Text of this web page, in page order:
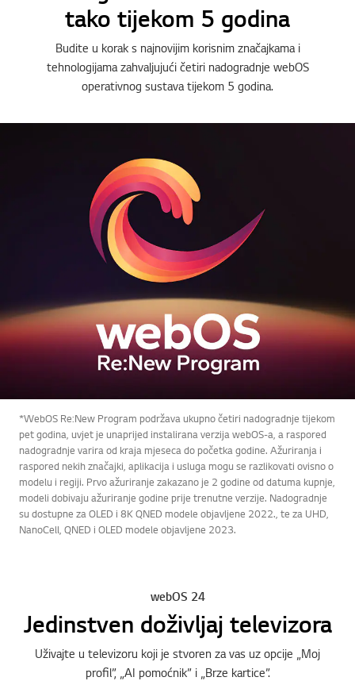
tako tijekom 5 godina
Budite u korak s najnovijim korisnim značajkama i
tehnologijama zahvaljujući četiri nadogradnje webOS
operativnog sustava tijekom 5 godina.
*WebOS Re:New Program podržava ukupno četiri nadogradnje tijekom
pet godina, uvjet je unaprijed instalirana verzija webOS-a, a raspored
nadogradnje varira od kraja mjeseca do početka godine. Ažuriranja i
raspored nekih značajki, aplikacija i usluga mogu se razlikovati ovisno o
modelu i regiji. Prvo ažuriranje zakazano je 2 godine od datuma kupnje,
modeli dobivaju ažuriranje godine prije trenutne verzije. Nadogradnje
su dostupne za OLED i 8K QNED modele objavljene 2022., te za UHD,
NanoCell, QNED i OLED modele objavljene 2023.
webOS 24
Jedinstven doživljaj televizora
Uživajte u televizoru koji je stvoren za vas uz opcije „Moj
profil”, „AI pomoćnik” i „Brze kartice”.